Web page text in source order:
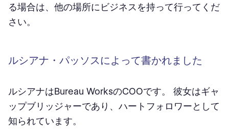
る場合は、他の場所にビジネスを持って行ってくだ
さい。
ルシアナ・パッソスによって書かれました
ルシアナはBureau WorksのCOOです。 彼女はギャ
ップブリッジャーであり、ハートフォロワーとして
知られています。